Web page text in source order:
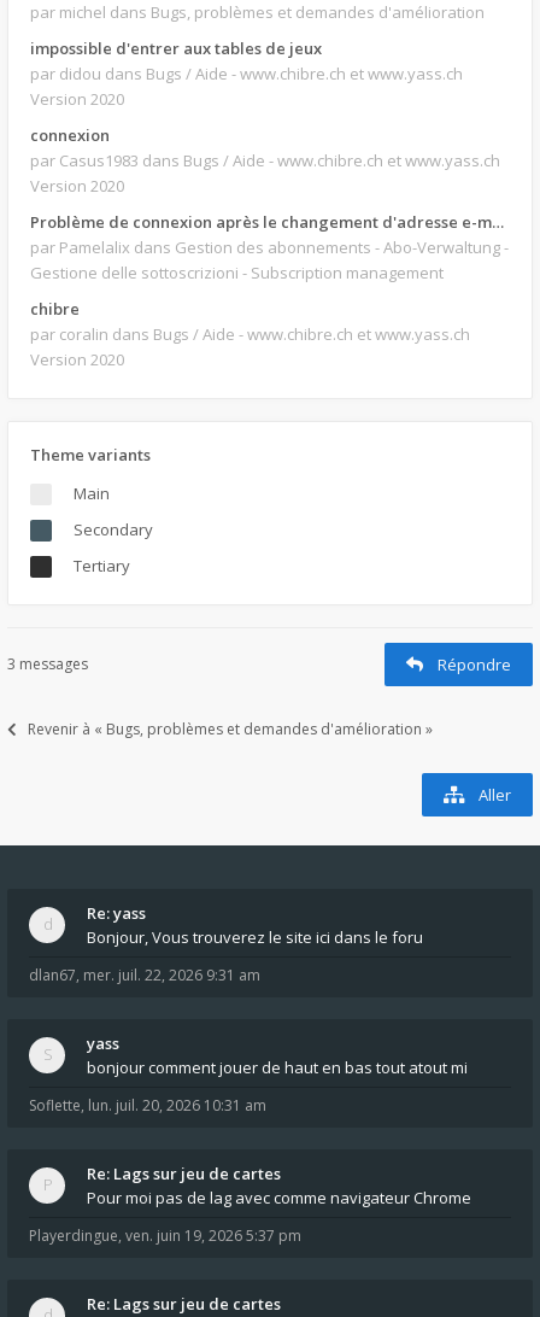
par michel dans Bugs, problèmes et demandes d'amélioration
impossible d'entrer aux tables de jeux
par didou dans Bugs / Aide - www.chibre.ch et www.yass.ch
Version 2020
connexion
par Casus1983 dans Bugs / Aide - www.chibre.ch et www.yass.ch
Version 2020
Problème de connexion après le changement d'adresse e-mail.
par Pamelalix dans Gestion des abonnements - Abo-Verwaltung -
Gestione delle sottoscrizioni - Subscription management
chibre
par coralin dans Bugs / Aide - www.chibre.ch et www.yass.ch
Version 2020
Theme variants
Main
Secondary
Tertiary
3 messages Répondre
Revenir à « Bugs, problèmes et demandes d'amélioration »
Aller
Re: yass
Bonjour, Vous trouverez le site ici dans le foru
dlan67, mer. juil. 22, 2026 9:31 am
yass
bonjour comment jouer de haut en bas tout atout mi
Soflette, lun. juil. 20, 2026 10:31 am
Re: Lags sur jeu de cartes
Pour moi pas de lag avec comme navigateur Chrome
Playerdingue, ven. juin 19, 2026 5:37 pm
Re: Lags sur jeu de cartes